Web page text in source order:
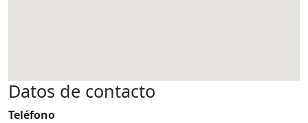
Datos de contacto
Teléfono